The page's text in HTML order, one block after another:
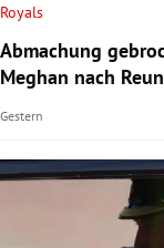
Royals
Abmachung
Meghan nach
Gestern